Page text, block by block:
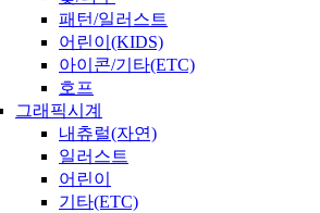
패턴/일러스트
어린이(KIDS)
아이콘/기타(ETC)
호프
그래픽시계
내츄럴(자연)
일러스트
어린이
기타(ETC)